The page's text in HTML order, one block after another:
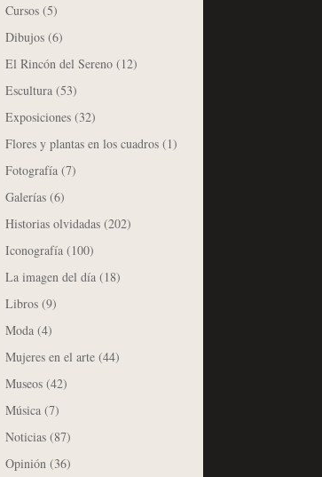
Cursos (5)
Dibujos (6)
El Rincón del Sereno (12)
Escultura (53)
Exposiciones (32)
Flores y plantas en los cuadros (1)
Fotografía (7)
Galerías (6)
Historias olvidadas (202)
Iconografía (100)
La imagen del día (18)
Libros (9)
Moda (4)
Mujeres en el arte (44)
Museos (42)
Música (7)
Noticias (87)
Opinión (36)